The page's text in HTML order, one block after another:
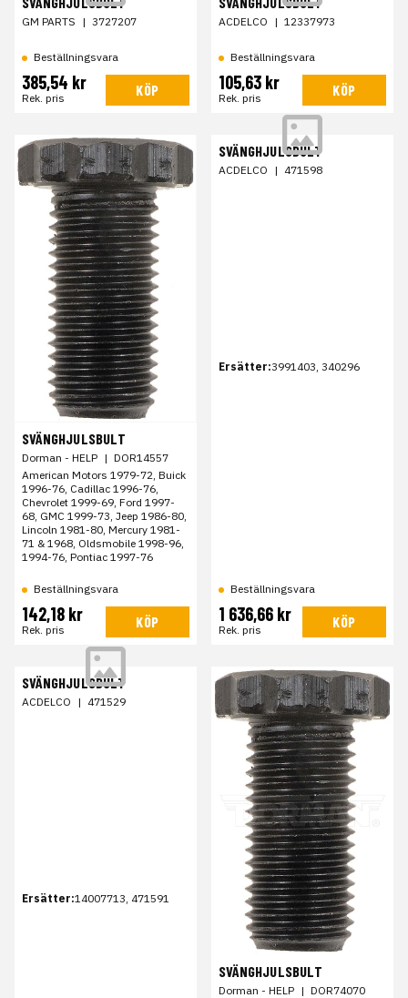
GM PARTS | 3727207
Beställningsvara
385,54 kr
Rek. pris KÖP
ACDELCO | 12337973
Beställningsvara
105,63 kr
Rek. pris KÖP
SVÄNGHJULSBULT
Dorman - HELP | DOR14557
American Motors 1979-72, Buick
1996-76, Cadillac 1996-76,
Chevrolet 1999-69, Ford 1997-
68, GMC 1999-73, Jeep 1986-80,
Lincoln 1981-80, Mercury 1981-
71 & 1968, Oldsmobile 1998-96,
1994-76, Pontiac 1997-76
Beställningsvara
142,18 kr
Rek. pris KÖP
SVÄNGHJULSBULT
ACDELCO | 471598
Ersätter:3991403, 340296
Beställningsvara
1 636,66 kr
Rek. pris KÖP
SVÄNGHJULSBULT
ACDELCO | 471529
Ersätter:14007713, 471591
SVÄNGHJULSBULT
Dorman - HELP | DOR74070